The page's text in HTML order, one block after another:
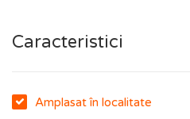
Caracteristici
Amplasat în localitate